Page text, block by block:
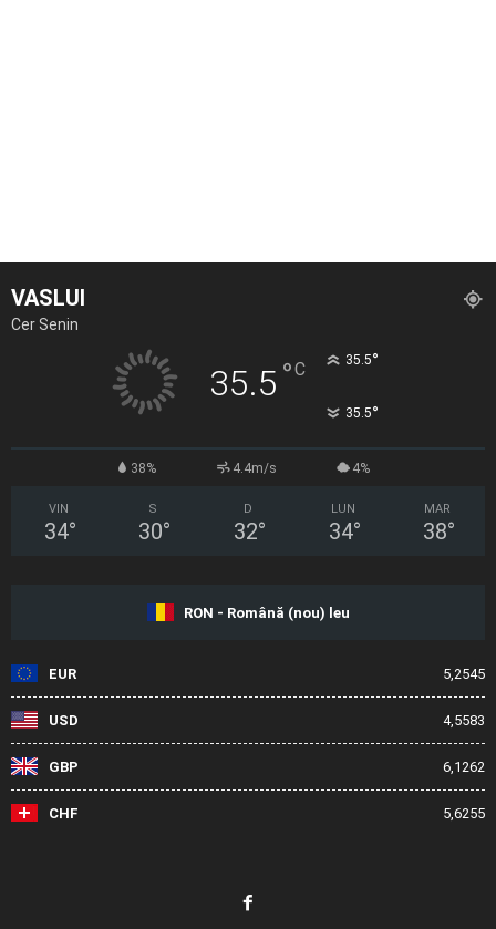
VASLUI
Cer Senin
35.5 °C 35.5°
35.5°
38% 4.4m/s 4%
VIN
34°
S
30°
D
32°
LUN
34°
MAR
38°
RON - Română (nou) leu
EUR 5,2545
USD 4,5583
GBP 6,1262
CHF 5,6255